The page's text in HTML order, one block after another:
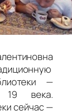
—
19 века.
сейчас —